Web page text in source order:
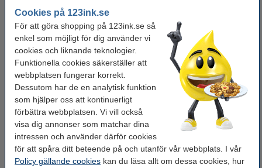
Cookies på 123ink.se
För att göra shopping på 123ink.se så
enkel som möjligt för dig använder vi
cookies och liknande teknologier.
Funktionella cookies säkerställer att
webbplatsen fungerar korrekt.
Dessutom har de en analytisk funktion
som hjälper oss att kontinuerligt
förbättra webbplatsen. Vi vill också
visa dig annonser som matchar dina
intressen och använder därför cookies
för att spåra ditt beteende på och utanför vår webbplats. I vår
Policy gällande cookies kan du läsa allt om dessa cookies, hur
Varumärke: 123ink
Typ: notisblock
Sort: självhäftande
Färg: orange
Antal ark: 12 x 100 ark
Tips! Köp med pennor!